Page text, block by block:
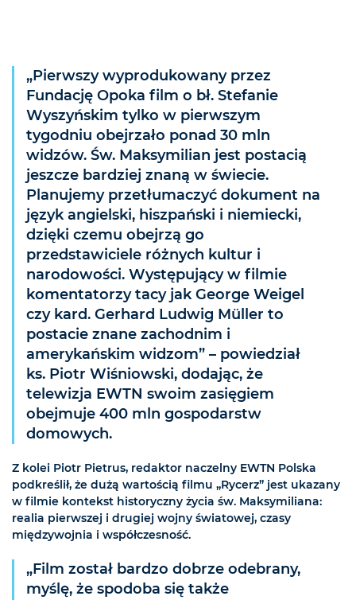
„Pierwszy wyprodukowany przez
Fundację Opoka film o bł. Stefanie
Wyszyńskim tylko w pierwszym
tygodniu obejrzało ponad 30 mln
widzów. Św. Maksymilian jest postacią
jeszcze bardziej znaną w świecie.
Planujemy przetłumaczyć dokument na
język angielski, hiszpański i niemiecki,
dzięki czemu obejrzą go
przedstawiciele różnych kultur i
narodowości. Występujący w filmie
komentatorzy tacy jak George Weigel
czy kard. Gerhard Ludwig Müller to
postacie znane zachodnim i
amerykańskim widzom” – powiedział
ks. Piotr Wiśniowski, dodając, że
telewizja EWTN swoim zasięgiem
obejmuje 400 mln gospodarstw
domowych.
Z kolei Piotr Pietrus, redaktor naczelny EWTN Polska
podkreślił, że dużą wartością filmu „Rycerz” jest ukazany
w filmie kontekst historyczny życia św. Maksymiliana:
realia pierwszej i drugiej wojny światowej, czasy
międzywojnia i współczesność.
„Film został bardzo dobrze odebrany,
myślę, że spodoba się także